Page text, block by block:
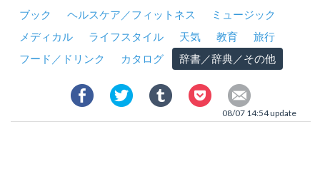
ブック
ヘルスケア／フィットネス
ミュージック
メディカル
ライフスタイル 天気 教育
旅行
フード／ドリンク
カタログ 辞書／辞典／その他
08/07 14:54 update